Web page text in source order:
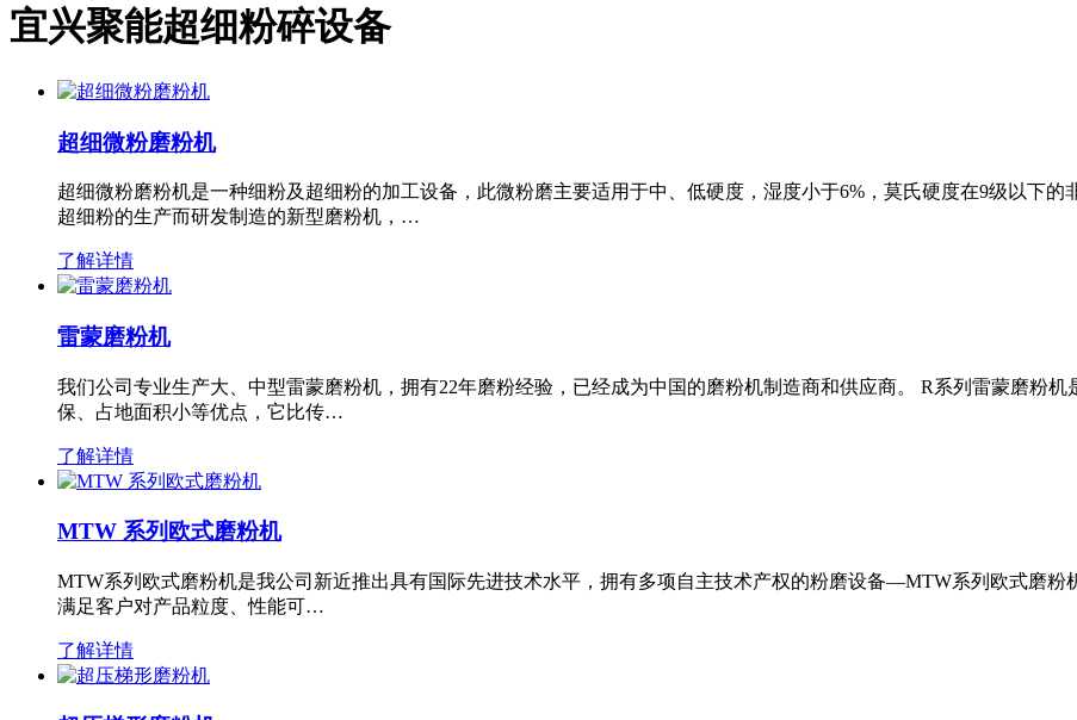
宜兴聚能超细粉碎设备
超细微粉磨粉机
超细微粉磨粉机是一种细粉及超细粉的加工设备，此微粉磨主要适用于中、低硬度，湿度小于6%，莫氏硬度在9级以下
超细粉的生产而研发制造的新型磨粉机，…
了解详情
雷蒙磨粉机
我们公司专业生产大、中型雷蒙磨粉机，拥有22年磨粉经验，已经成为中国的磨粉机制造商和供应商。 R系列雷蒙磨粉
保、占地面积小等优点，它比传…
了解详情
MTW 系列欧式磨粉机
MTW系列欧式磨粉机是我公司新近推出具有国际先进技术水平，拥有多项自主技术产权的粉磨设备—MTW系列欧式磨粉
满足客户对产品粒度、性能可…
了解详情